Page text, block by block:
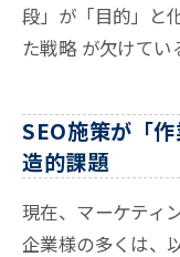
段」が「目的」と
た戦略 が欠けてい
SEO施策が「
造的課題
現在、マーケティ
企業様の多くは、